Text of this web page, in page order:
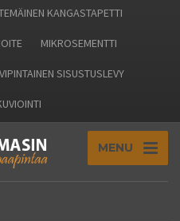
KANGASTAPETTI
MIKROSEMENTTI
SISUSTUSLEVY
MENU